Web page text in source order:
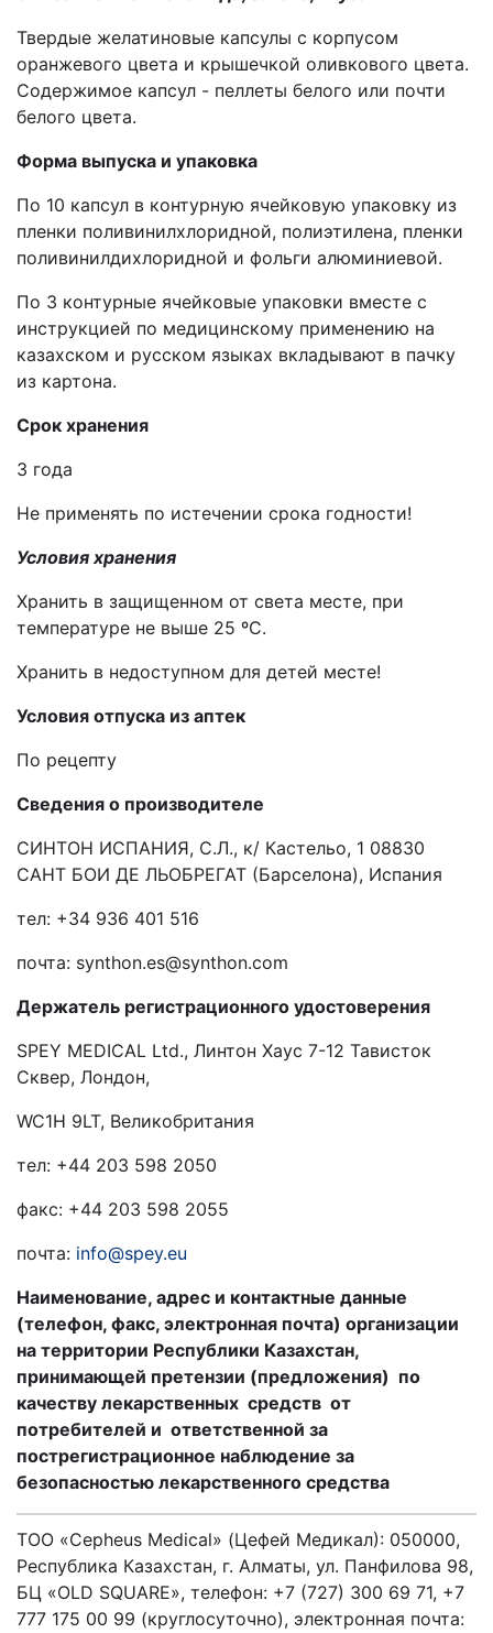
Твердые желатиновые капсулы с корпусом
оранжевого цвета и крышечкой оливкового цвета.
Содержимое капсул - пеллеты белого или почти
белого цвета.
Форма выпуска и упаковка
По 10 капсул в контурную ячейковую упаковку из
пленки поливинилхлоридной, полиэтилена, пленки
поливинилдихлоридной и фольги алюминиевой.
По 3 контурные ячейковые упаковки вместе с
инструкцией по медицинскому применению на
казахском и русском языках вкладывают в пачку
из картона.
Срок хранения
3 года
Не применять по истечении срока годности!
Условия хранения
Хранить в защищенном от света месте, при
температуре не выше 25 ºС.
Хранить в недоступном для детей месте!
Условия отпуска из аптек
По рецепту
Сведения о производителе
СИНТОН ИСПАНИЯ, С.Л., к/ Кастельо, 1 08830
САНТ БОИ ДЕ ЛЬОБРЕГАТ (Барселона), Испания
тел: +34 936 401 516
почта: synthon.es@synthon.com
Держатель регистрационного удостоверения
SPEY MEDICAL Ltd., Линтон Хаус 7-12 Тависток
Сквер, Лондон,
WC1H 9LT, Великобритания
тел: +44 203 598 2050
факс: +44 203 598 2055
почта: info@spey.eu
Наименование, адрес и контактные данные
(телефон, факс, электронная почта) организации
на территории Республики Казахстан,
принимающей претензии (предложения) по
качеству лекарственных средств от
потребителей и ответственной за
пострегистрационное наблюдение за
безопасностью лекарственного средства
ТОО «Cepheus Medical» (Цефей Медикал): 050000,
Республика Казахстан, г. Алматы, ул. Панфилова 98,
БЦ «OLD SQUARE», телефон: +7 (727) 300 69 71, +7
777 175 00 99 (круглосуточно), электронная почта: